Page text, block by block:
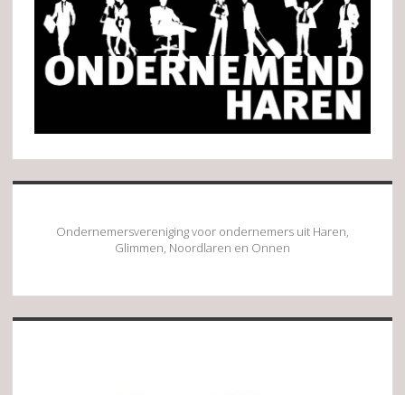
Ondernemersvereniging voor ondernemers uit Haren,
Glimmen, Noordlaren en Onnen